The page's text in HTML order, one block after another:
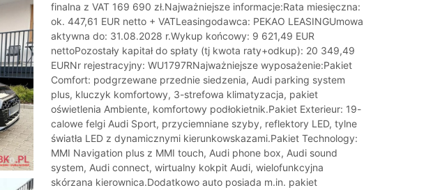
finalna z VAT 169 690 zł.Najważniejsze informacje:Rata miesięczna:
ok. 447,61 EUR netto + VATLeasingodawca: PEKAO LEASINGUmowa
aktywna do: 31.08.2028 r.Wykup końcowy: 9 621,49 EUR
nettoPozostały kapitał do spłaty (tj kwota raty+odkup): 20 349,49
EURNr rejestracyjny: WU1797RNajważniejsze wyposażenie:Pakiet
Comfort: podgrzewane przednie siedzenia, Audi parking system
plus, kluczyk komfortowy, 3-strefowa klimatyzacja, pakiet
oświetlenia Ambiente, komfortowy podłokietnik.Pakiet Exterieur: 19-
calowe felgi Audi Sport, przyciemniane szyby, reflektory LED, tylne
światła LED z dynamicznymi kierunkowskazami.Pakiet Technology:
MMI Navigation plus z MMI touch, Audi phone box, Audi sound
system, Audi connect, wirtualny kokpit Audi, wielofunkcyjna
skórzana kierownica.Dodatkowo auto posiada m.in. pakiet